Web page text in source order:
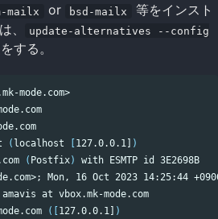
mailx or bsd-mailx
等をインスト
、
update-alternatives --config
する。
mode.com>
( localhost 127.0.0.1]
)
( Postfix) with ESMTP id 3E2698B
;
Mon, 16 Oct 2023 14:25:44
at vbox.mk-mode.com
([ 127.0.0.1]
)